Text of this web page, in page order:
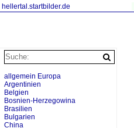
hellertal.startbilder.de
allgemein Europa
Argentinien
Belgien
Bosnien-Herzegowina
Brasilien
Bulgarien
China